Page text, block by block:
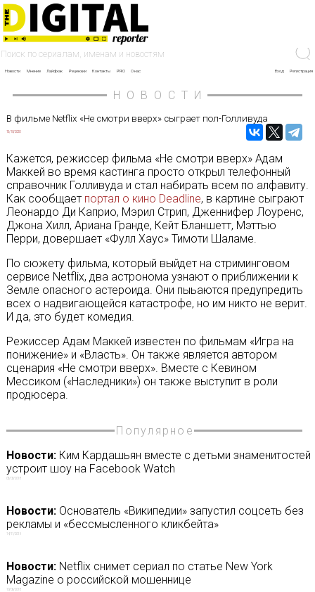
Новости Мнение Лайфхак Рецензии Контакты PRO О нас Вход Регистрация
НОВОСТИ
В фильме Netflix «Не смотри вверх» сыграет пол-Голливуда
15/10/2020
Кажется, режиссер фильма «Не смотри вверх» Адам
Маккей во время кастинга просто открыл телефонный
справочник Голливуда и стал набирать всем по алфавиту.
Как сообщает портал о кино Deadline, в картине сыграют
Леонардо Ди Каприо, Мэрил Стрип, Дженнифер Лоуренс,
Джона Хилл, Ариана Гранде, Кейт Бланшетт, Мэттью
Перри, довершает «Фулл Хаус» Тимоти Шаламе.
По сюжету фильма, который выйдет на стриминговом
сервисе Netflix, два астронома узнают о приближении к
Земле опасного астероида. Они пыьаются предупредить
всех о надвигающейся катастрофе, но им никто не верит.
И да, это будет комедия.
Режиссер Адам Маккей известен по фильмам «Игра на
понижение» и «Власть». Он также является автором
сценария «Не смотри вверх». Вместе с Кевином
Мессиком («Наследники») он также выступит в роли
продюсера.
Популярное
Новости:Ким Кардашьян вместе с детьми знаменитостей
устроит шоу на Facebook Watch
05/03/2018
Новости:Основатель «Википедии» запустил соцсеть без
рекламы и «бессмысленного кликбейта»
14/11/2019
Новости:Netflix снимет сериал по статье New York
Magazine о российской мошеннице
10/06/2018